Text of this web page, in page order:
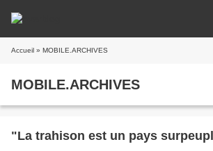
Accueil » MOBILE.ARCHIVES
MOBILE.ARCHIVES